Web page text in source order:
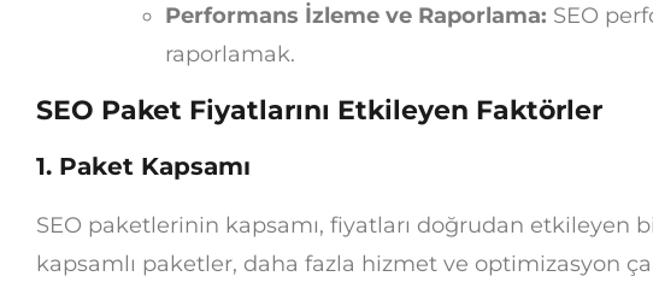
Performans İzleme ve Raporlama: SEO
raporlamak.
SEO Paket Fiyatlarını Etkileyen Faktörler
1. Paket Kapsamı
SEO paketlerinin kapsamı, fiyatları doğrudan etkileyen
kapsamlı paketler, daha fazla hizmet ve optimizasyon